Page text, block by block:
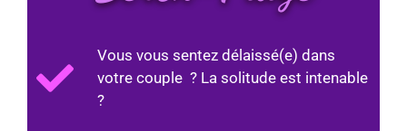
Vous vous sentez délaissé(e) dans
votre couple ? La solitude est intenable
?